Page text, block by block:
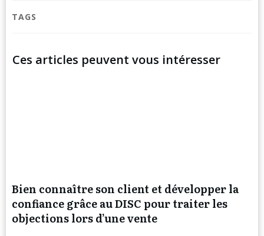
TAGS
Ces articles peuvent vous intéresser
Bien connaître son client et développer la
confiance grâce au DISC pour traiter les
objections lors d’une vente